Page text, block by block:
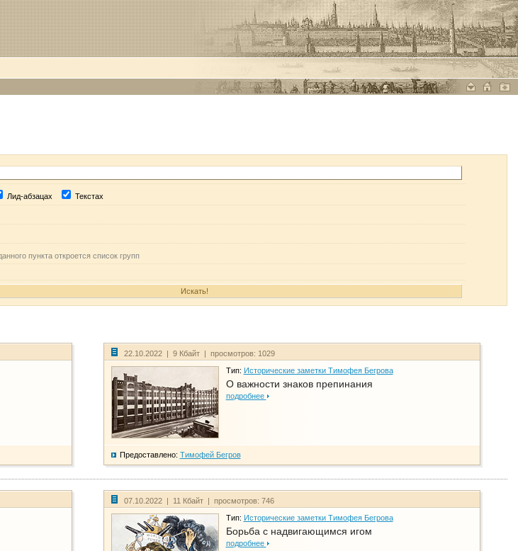
Лид-абзацах Текстах
пункта откроется список групп
22.10.2022 | 9 Кбайт | просмотров: 1029
Тип: Исторические заметки Тимофея Бегрова
О важности знаков препинания
подробнее
Предоставлено: Тимофей Бегров
07.10.2022 | 11 Кбайт | просмотров: 746
Тип: Исторические заметки Тимофея Бегрова
Борьба с надвигающимся игом
подробнее